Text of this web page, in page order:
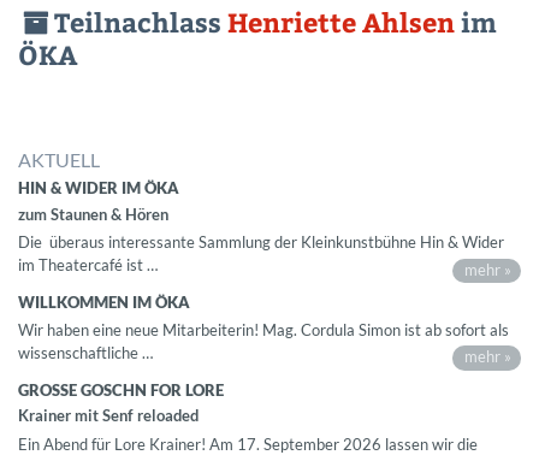
TeilnachlassHenriette Ahlsenim
ÖKA
AKTUELL
HIN & WIDER IM ÖKA
zum Staunen & Hören
Die überaus interessante Sammlung der Kleinkunstbühne Hin & Wider
im Theatercafé ist …
mehr »
WILLKOMMEN IM ÖKA
Wir haben eine neue Mitarbeiterin! Mag. Cordula Simon ist ab sofort als
wissenschaftliche …
mehr »
GROSSE GOSCHN FOR LORE
Krainer mit Senf reloaded
Ein Abend für Lore Krainer! Am 17. September 2026 lassen wir die